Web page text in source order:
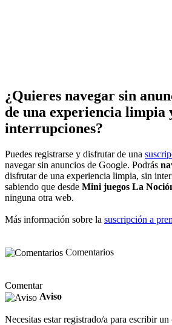
¿Quieres navegar sin
de una experiencia limpia
interrupciones?
Puedes registrarse y disfrutar de una
navegar sin anuncios de Google. Podrás
disfrutar de una experiencia limpia, sin
sabiendo que desde Mini juegos La
ninguna otra web.
Más información sobre la suscripción a
Comentarios
Comentar
Aviso
Necesitas estar registrado/a para escribir